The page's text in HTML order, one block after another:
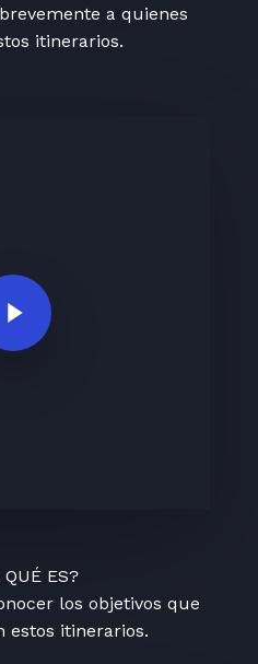
a quienes
itinerarios.
QUÉ ES?
los objetivos que
estos itinerarios.